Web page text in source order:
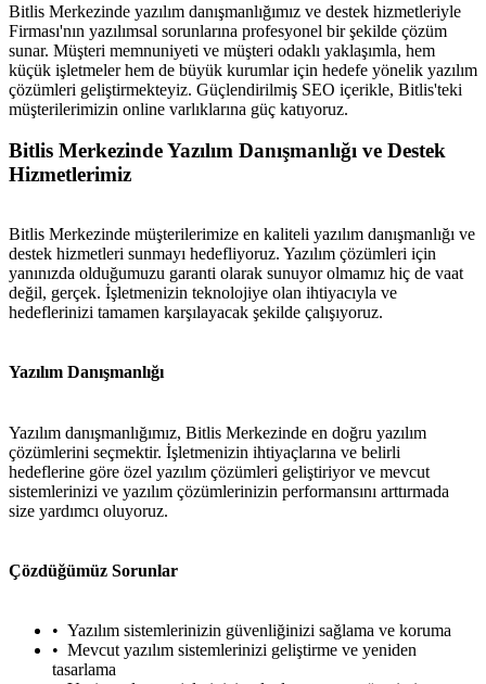
Bitlis Merkezinde yazılım danışmanlığımız ve destek hizmetleriyle
Firması'nın yazılımsal sorunlarına profesyonel bir şekilde çözüm
sunar. Müşteri memnuniyeti ve müşteri odaklı yaklaşımla, hem
küçük işletmeler hem de büyük kurumlar için hedefe yönelik yazılım
çözümleri geliştirmekteyiz. Güçlendirilmiş SEO içerikle, Bitlis'teki
müşterilerimizin online varlıklarına güç katıyoruz.
Bitlis Merkezinde Yazılım Danışmanlığı ve Destek
Hizmetlerimiz
Bitlis Merkezinde müşterilerimize en kaliteli yazılım danışmanlığı ve
destek hizmetleri sunmayı hedefliyoruz. Yazılım çözümleri için
yanınızda olduğumuzu garanti olarak sunuyor olmamız hiç de vaat
değil, gerçek. İşletmenizin teknolojiye olan ihtiyacıyla ve
hedeflerinizi tamamen karşılayacak şekilde çalışıyoruz.
Yazılım Danışmanlığı
Yazılım danışmanlığımız, Bitlis Merkezinde en doğru yazılım
çözümlerini seçmektir. İşletmenizin ihtiyaçlarına ve belirli
hedeflerine göre özel yazılım çözümleri geliştiriyor ve mevcut
sistemlerinizi ve yazılım çözümlerinizin performansını arttırmada
size yardımcı oluyoruz.
Çözdüğümüz Sorunlar
Yazılım sistemlerinizin güvenliğinizi sağlama ve koruma
Mevcut yazılım sistemlerinizi geliştirme ve yeniden
tasarlama